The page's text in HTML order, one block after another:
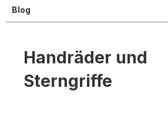
Blog
Handräder und
Sterngriffe